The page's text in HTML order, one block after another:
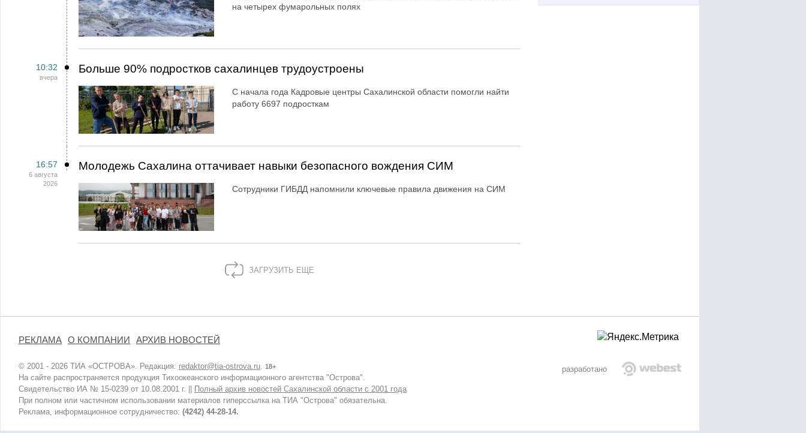
на четырех фумарольных полях
10:32
вчера
Больше 90% подростков сахалинцев трудоустроены
С начала года Кадровые центры Сахалинской области помогли найти
работу 6697 подросткам
16:57
6 августа
2026
Молодежь Сахалина оттачивает навыки безопасного вождения СИМ
Сотрудники ГИБДД напомнили ключевые правила движения на СИМ
ЗАГРУЗИТЬ ЕЩЕ
РЕКЛАМА О КОМПАНИИ АРХИВ НОВОСТЕЙ
© 2001 - 2026 ТИА «ОСТРОВА». Редакция: redaktor@tia-ostrova.ru 18+
На сайте распространяется продукция Тихоокеанского информационного агентства "Острова".
Свидетельство ИА № 15-0239 от 10.08.2001 г. ||
Полный архив новостей Сахалинской области с 2001 года
При полном или частичном использовании материалов гиперссылка на ТИА "Острова" обязательна.
Реклама, информационное сотрудничество: (4242) 44-28-14.
разработано